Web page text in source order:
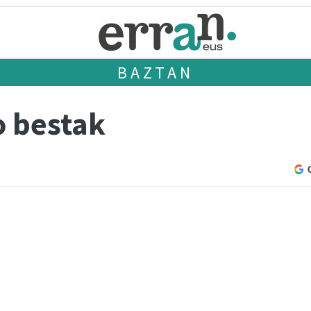
BAZTAN
bestak